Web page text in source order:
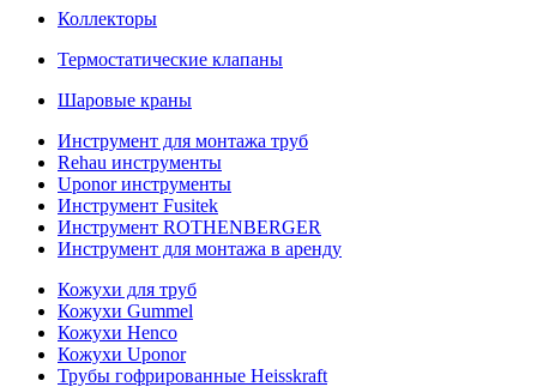
Коллекторы
Термостатические клапаны
Шаровые краны
Инструмент для монтажа труб
Rehau инструменты
Uponor инструменты
Инструмент Fusitek
Инструмент ROTHENBERGER
Инструмент для монтажа в аренду
Кожухи для труб
Кожухи Gummel
Кожухи Henco
Кожухи Uponor
Трубы гофрированные Heisskraft